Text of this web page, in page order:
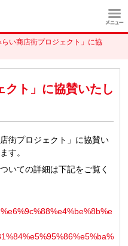
らい商店街プロジェクト」に協
クト」に協賛いたし
街プロジェクト」に協賛い
す。
いての詳細は下記をご覧く